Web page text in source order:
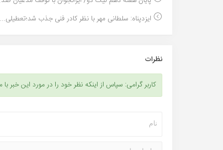
ایزدپناه: سلطانی مهر با نظر کادر فنی جذب شد؛تعطیلی...
نظرات
کاربر گرامی: سپاس از اینکه نظر خود را در مورد این خبر